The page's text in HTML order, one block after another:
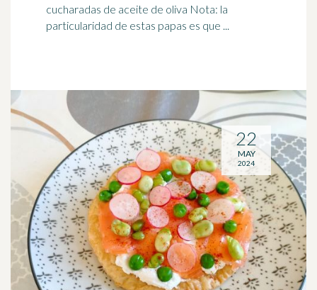
cucharadas de aceite de oliva Nota: la
particularidad de estas papas es que ...
22
MAY
2024